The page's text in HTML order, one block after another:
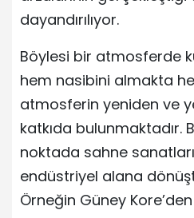
dayandırılıyor.
Böylesi bir atmosferde
hem nasibini almakta
atmosferin yeniden ve
katkıda bulunmaktadır.
noktada sahne
endüstriyel alana
Örneğin Güney